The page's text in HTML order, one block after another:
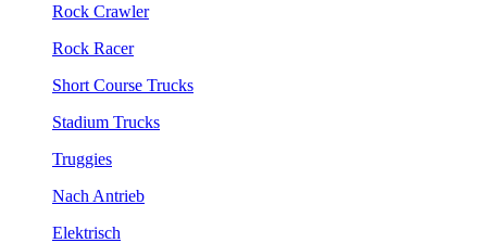
Rock Crawler
Rock Racer
Short Course Trucks
Stadium Trucks
Truggies
Nach Antrieb
Elektrisch